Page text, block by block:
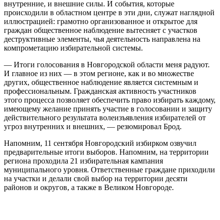
внутренние, и внешние силы. И события, которые
происходили в областном центре в эти дни, служат наглядной
иллюстрацией: грамотно организованное и открытое для
граждан общественное наблюдение вытесняет с участков
деструктивные элементы, чья деятельность направлена на
компрометацию избирательной системы.
— Итоги голосования в Новгородской области меня радуют.
И главное из них — в этом регионе, как и во множестве
других, общественное наблюдение является системным и
профессиональным. Гражданская активность участников
этого процесса позволяет обеспечить право избирать каждому,
имеющему желание принять участие в голосовании и защиту
действительного результата волеизъявления избирателей от
угроз внутренних и внешних, — резюмировал Брод.
Напомним, 11 сентября Новгородский избирком озвучил
предварительные итоги выборов. Напомним, на территории
региона проходила 21 избирательная кампания
муниципального уровня. Ответственные граждане приходили
на участки и делали свой выбор на территории десяти
районов и округов, а также в Великом Новгороде.